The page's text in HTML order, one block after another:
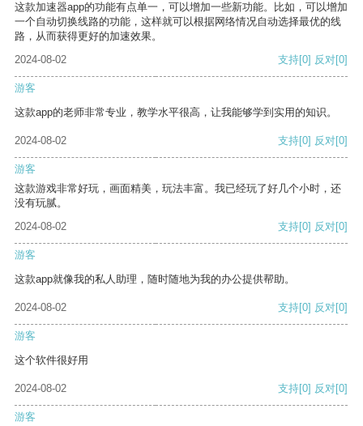
这款加速器app的功能有点单一，可以增加一些新功能。比如，可以增加
一个自动切换线路的功能，这样就可以根据网络情况自动选择最优的线
路，从而获得更好的加速效果。
2024-08-02
支持[0] 反对[0]
游客
这款app的老师非常专业，教学水平很高，让我能够学到实用的知识。
2024-08-02 支持[0] 反对[0]
游客
这款游戏非常好玩，画面精美，玩法丰富。我已经玩了好几个小时，还
没有玩腻。
2024-08-02
支持[0] 反对[0]
游客
这款app就像我的私人助理，随时随地为我的办公提供帮助。
2024-08-02 支持[0] 反对[0]
游客
这个软件很好用
2024-08-02 支持[0] 反对[0]
游客